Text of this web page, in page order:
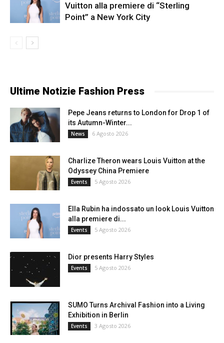
Vuitton alla premiere di “Sterling
Point” a New York City
Ultime Notizie Fashion Press
Pepe Jeans returns to London for Drop 1 of
its Autumn-Winter...
News 6 Agosto 2026
Charlize Theron wears Louis Vuitton at the
Odyssey China Premiere
Events 5 Agosto 2026
Ella Rubin ha indossato un look Louis Vuitton
alla premiere di...
Events 5 Agosto 2026
Dior presents Harry Styles
Events 5 Agosto 2026
SUMO Turns Archival Fashion into a Living
Exhibition in Berlin
Events 3 Agosto 2026